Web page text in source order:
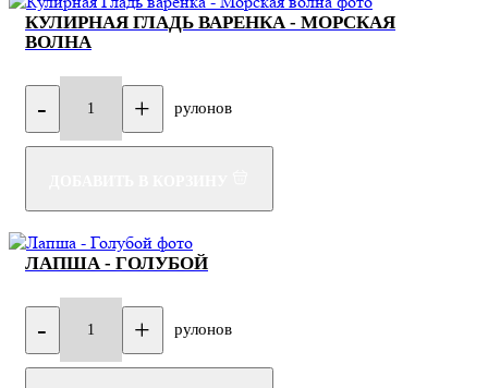
КУЛИРНАЯ ГЛАДЬ ВАРЕНКА - МОРСКАЯ
ВОЛНА
- 1 + рулонов
ЛАПША - ГОЛУБОЙ
- 1 + рулонов